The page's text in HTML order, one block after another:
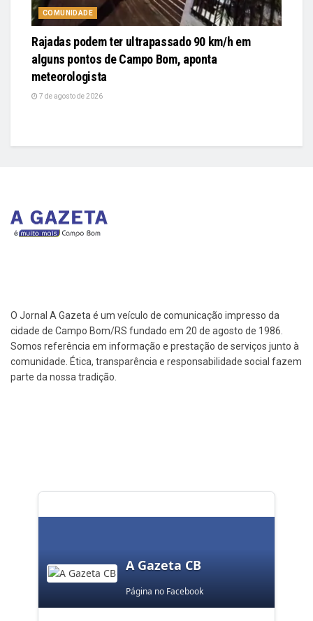
COMUNIDADE
Rajadas podem ter ultrapassado 90 km/h em
alguns pontos de Campo Bom, aponta
meteorologista
7 de agosto de 2026
O Jornal A Gazeta é um veículo de comunicação impresso da
cidade de Campo Bom/RS fundado em 20 de agosto de 1986.
Somos referência em informação e prestação de serviços junto à
comunidade. Ética, transparência e responsabilidade social fazem
parte da nossa tradição.
A Gazeta CB
Página no Facebook